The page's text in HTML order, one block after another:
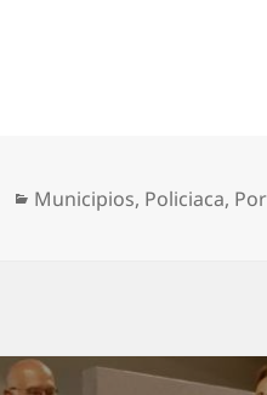
Categorías
Municipios, Policiaca,